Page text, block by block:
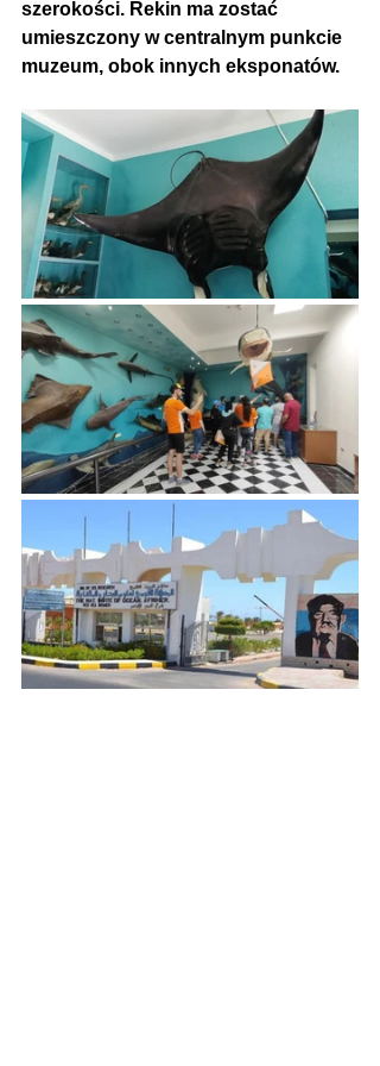
szerokości. Rekin ma zostać
umieszczony w centralnym punkcie
muzeum, obok innych eksponatów.